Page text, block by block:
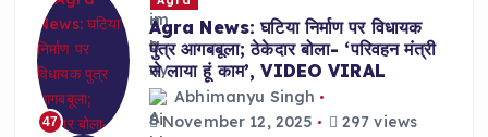
47
Agra News: घटिया निर्माण पर विधायक
पुत्र आगबबूला; ठेकेदार बोला- ‘परिवहन मंत्री
से लाया हूं काम’, VIDEO VIRAL
Abhimanyu Singh
November 12, 2025
297 views